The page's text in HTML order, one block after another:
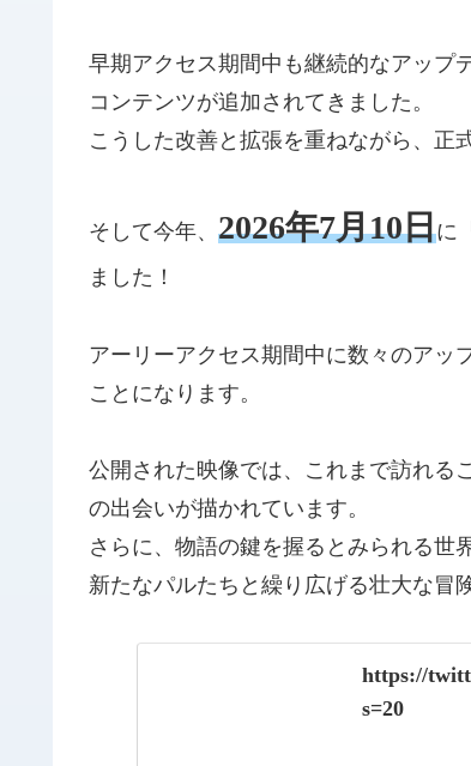
早期アクセス期間中も継続的なアップ
コンテンツが追加されてきました。
こうした改善と拡張を重ねながら、正
そして今年、 2026年7月10日に
ました！
アーリーアクセス期間中に数々のアッ
ことになります。
公開された映像では、これまで訪れる
の出会いが描かれています。
さらに、物語の鍵を握るとみられる世
新たなパルたちと繰り広げる壮大な冒
https://
s=20